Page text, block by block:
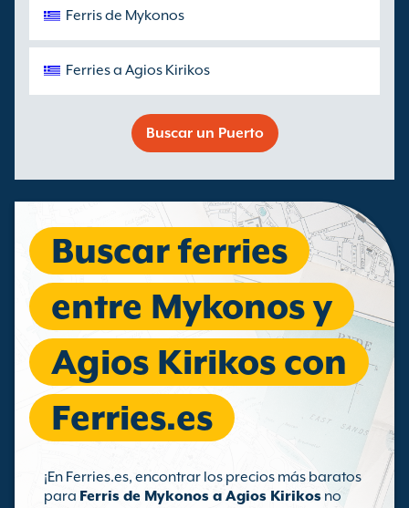
Ferris de Mykonos
Ferries a Agios Kirikos
Buscar un Puerto
Buscar ferries
entre Mykonos y
Agios Kirikos con
Ferries.es
¡En Ferries.es, encontrar los precios más baratos
para Ferris de Mykonos a Agios Kirikos no